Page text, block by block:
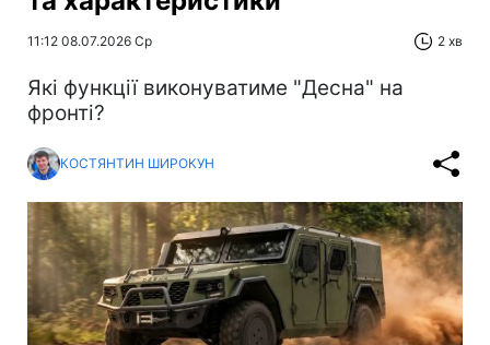
11:12 08.07.2026 Ср 2 хв
Які функції виконуватиме "Десна" на
фронті?
КОСТЯНТИН ШИРОКУН